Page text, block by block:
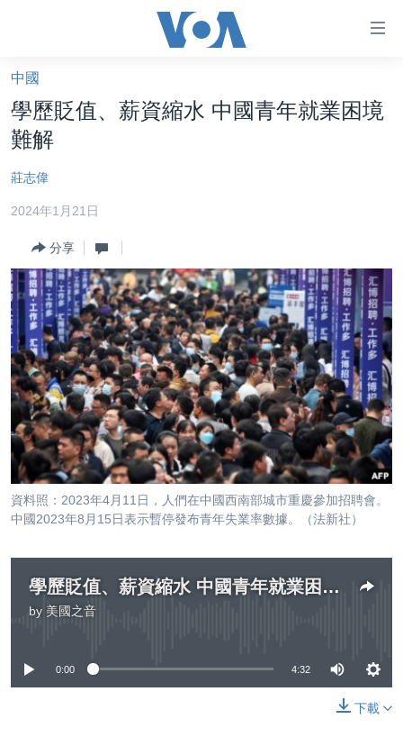
礙
鏈
接
跳
轉
內
轉
到
導
航
跳
轉
到
檢
索
美國大選2024
海外港人
新聞自由
揭謊頻道
美國
中國
國際
經貿
視頻
每日視頻新聞
美國專訊
視頻存檔
音頻
新聞音頻
海外港人
關注我們
中國
學歷貶值、薪資縮水 中國青年就業困境
難解
莊志偉
2024年1月21日
分享
資料照：2023年4月11日，人們在中國西南部城市重慶參加招聘會。
中國2023年8月15日表示暫停發布青年失業率數據。（法新社）
學歷貶值、薪資縮水 中國青年就業困境難解
by 美國之音
0:00 4:32
下載